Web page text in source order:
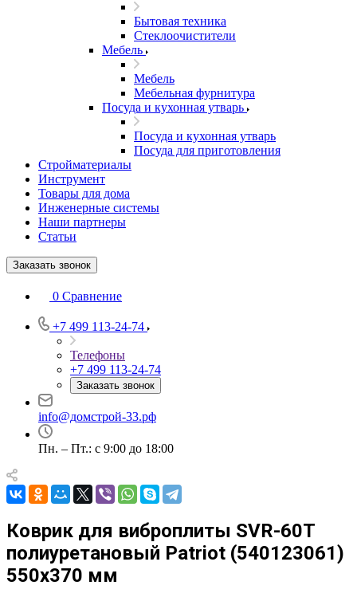
Бытовая техника
Стеклоочистители
Мебель
Мебель
Мебельная фурнитура
Посуда и кухонная утварь
Посуда и кухонная утварь
Посуда для приготовления
Стройматериалы
Инструмент
Товары для дома
Инженерные системы
Наши партнеры
Статьи
Заказать звонок
0 Сравнение
+7 499 113-24-74
Телефоны
+7 499 113-24-74
Заказать звонок
info@домстрой-33.рф
Пн. – Пт.: с 9:00 до 18:00
Коврик для виброплиты SVR-60T
полиуретановый Patriot (540123061)
550х370 мм